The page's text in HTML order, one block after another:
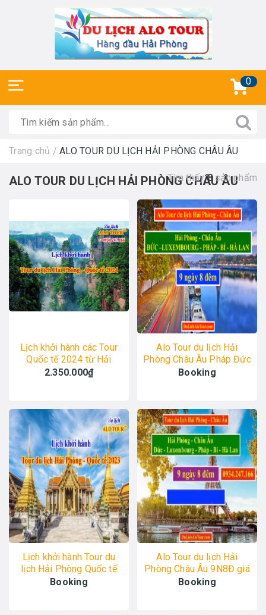
0
Trang chủ / ALO TOUR DU LỊCH HẢI PHÒNG CHÂU ÂU
ALO TOUR DU LỊCH HẢI PHÒNG CHÂU ÂU
Tìm thấy8sản phẩm
Lịch khởi hành các Tour
Quốc tế 2024 từ Hải
Phòng, Alo: 0934.247.166
2.350.000₫
Alo Tour du lịch Hải
Phòng Châu Âu Pháp Đức
Bỉ Hà Lan, Alo:
Booking
Lịch khởi hành Tour du
lịch Hải Phòng Quốc tế
2023, Alo: 0934.247.166
Booking
Alo Tour du lịch Hải
Phòng Châu Âu 9N8Đ giá
rẻ, Alo: 0934.247.166
Booking